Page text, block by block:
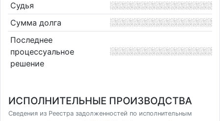
Судья
Сумма долга
Последнее
процессуальное
решение
ИСПОЛНИТЕЛЬНЫЕ ПРОИЗВОДСТВА
Сведения из Реестра задолженностей по исполнительным